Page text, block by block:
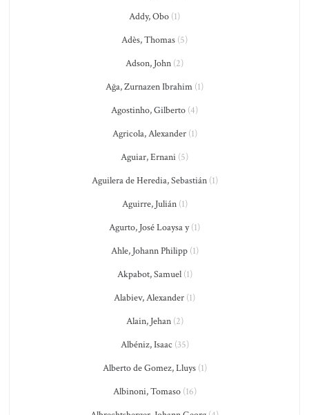
Addy, Obo (1)
Adès, Thomas (5)
Adson, John (2)
Ağa, Zurnazen Ibrahim (1)
Agostinho, Gilberto (4)
Agricola, Alexander(1)
Aguiar, Ernani (5)
Aguilera de Heredia, Sebastián(1)
Aguirre, Julián(1)
Agurto, José Loaysa y(1)
Ahle, Johann Philipp(1)
Akpabot, Samuel(1)
Alabiev, Alexander (1)
Alain, Jehan(2)
Albéniz, Isaac (35)
Alberto de Gomez, Lluys(1)
Albinoni, Tomaso(16)